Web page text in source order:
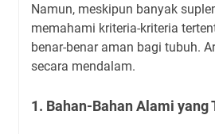
Namun, meskipun banyak
memahami kriteria-kriteria
benar-benar aman bagi tubuh.
secara mendalam.
1. Bahan-Bahan Alami